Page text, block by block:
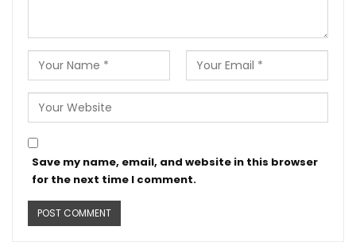
Save my name, email, and website in this browser
for the next time I comment.